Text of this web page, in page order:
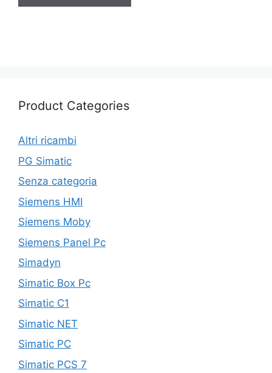
Product Categories
Altri ricambi
PG Simatic
Senza categoria
Siemens HMI
Siemens Moby
Siemens Panel Pc
Simadyn
Simatic Box Pc
Simatic C1
Simatic NET
Simatic PC
Simatic PCS 7